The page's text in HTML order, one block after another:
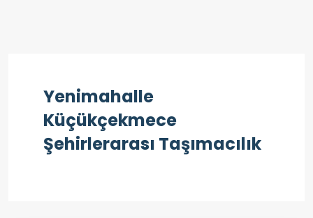
Yenimahalle
Küçükçekmece
Şehirlerarası Taşımacılık